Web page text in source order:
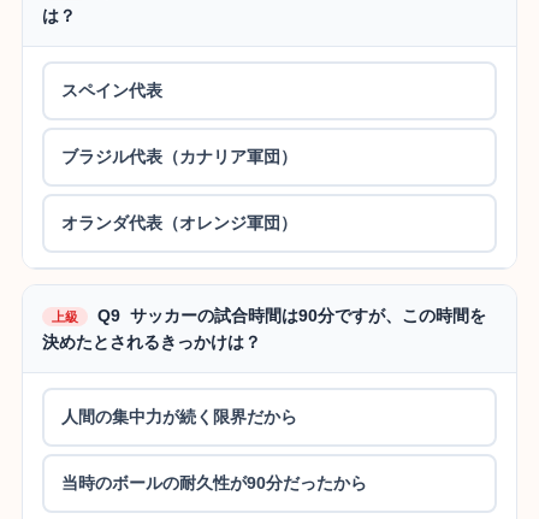
は？
スペイン代表
ブラジル代表（カナリア軍団）
オランダ代表（オレンジ軍団）
上級
Q9 サッカーの試合時間は90分ですが、この時間を
決めたとされるきっかけは？
人間の集中力が続く限界だから
当時のボールの耐久性が90分だったから